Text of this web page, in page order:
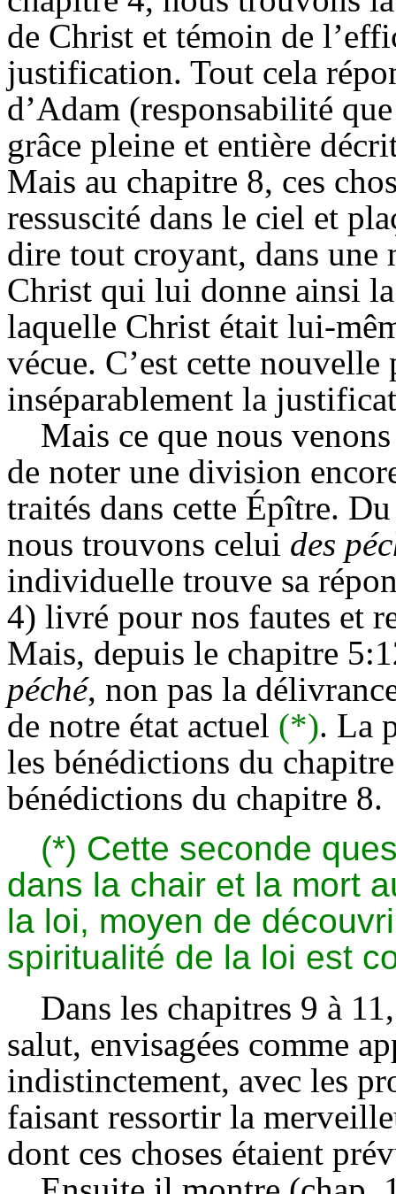
de Christ et témoin de
justification. Tout cela
d’Adam (responsabilité
grâce pleine et entière
Mais au chapitre 8, ces
ressuscité dans le ciel et
dire tout croyant, dans
Christ qui lui donne ainsi
laquelle Christ était lui-
vécue. C’est cette
inséparablement la
Mais ce que nous
de noter une division
traités dans cette Épître.
nous trouvons celui des
individuelle trouve sa
4) livré pour nos fautes et
Mais, depuis le chapitre
péché, non pas la
de notre état actuel (*). La
les bénédictions du
bénédictions du chapitre 8.
(*) Cette seconde
dans la chair et la mort
la loi, moyen de
spiritualité de la loi est
Dans les chapitres 9 à
salut, envisagées comme
indistinctement, avec les
faisant ressortir la
dont ces choses étaient